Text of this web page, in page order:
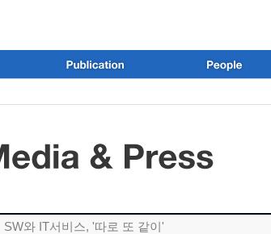
SW와 IT서비스, '따로 또 같이'